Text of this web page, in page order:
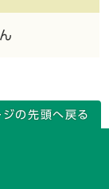
ジの先頭へ戻る